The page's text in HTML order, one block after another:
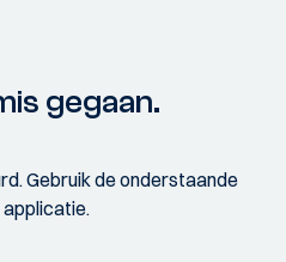
gegaan.
Gebruik de onderstaande
applicatie.